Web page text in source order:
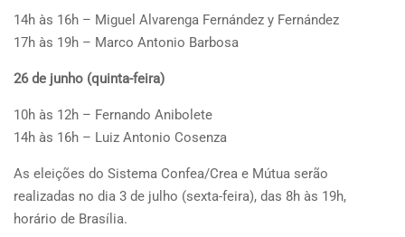
14h às 16h – Miguel Alvarenga Fernández y Fernández
17h às 19h – Marco Antonio Barbosa
26 de junho (quinta-feira)
10h às 12h – Fernando Anibolete
14h às 16h – Luiz Antonio Cosenza
As eleições do Sistema Confea/Crea e Mútua serão
realizadas no dia 3 de julho (sexta-feira), das 8h às 19h,
horário de Brasília.